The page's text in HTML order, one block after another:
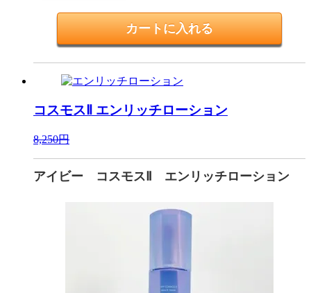
コスモスⅡ エンリッチローション
8,250円
アイビー コスモスⅡ エンリッチローション